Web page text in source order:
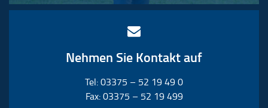
Nehmen Sie Kontakt auf
Tel: 03375 – 52 19 49 0
Fax: 03375 – 52 19 499